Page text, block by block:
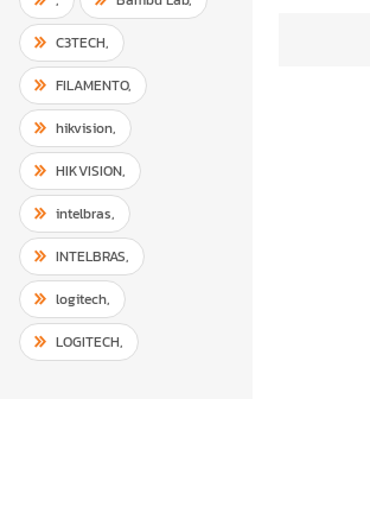
C3TECH,
FILAMENTO,
hikvision,
HIKVISION,
intelbras,
INTELBRAS,
logitech,
LOGITECH,